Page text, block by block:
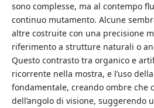
sono complesse, ma al contempo
continuo mutamento. Alcune
altre costruite con una precisione
riferimento a strutture naturali o
Questo contrasto tra organico e
ricorrente nella mostra, e l’uso
fondamentale, creando ombre che
dell’angolo di visione, suggerendo